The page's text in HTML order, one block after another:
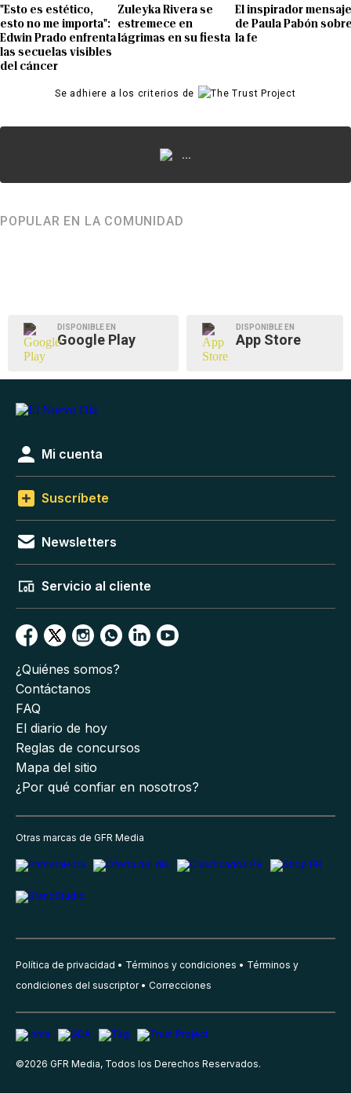
"Esto es estético,
esto no me importa":
Edwin Prado enfrenta
las secuelas visibles
del cáncer
Zuleyka Rivera se
estremece en
lágrimas en su fiesta
El inspirador mensaje
de Paula Pabón
la fe
Se adhiere a los criterios de
...
POPULAR EN LA COMUNIDAD
DISPONIBLE EN
Google Play
DISPONIBLE EN
App Store
Mi cuenta
Suscríbete
Newsletters
Servicio al cliente
¿Quiénes somos?
Contáctanos
FAQ
El diario de hoy
Reglas de concursos
Mapa del sitio
¿Por qué confiar en nosotros?
Otras marcas de GFR Media
Política de privacidad Términos y condiciones
Términos y
condiciones del suscriptor
Correcciones
©2026 GFR Media, Todos los Derechos Reservados.